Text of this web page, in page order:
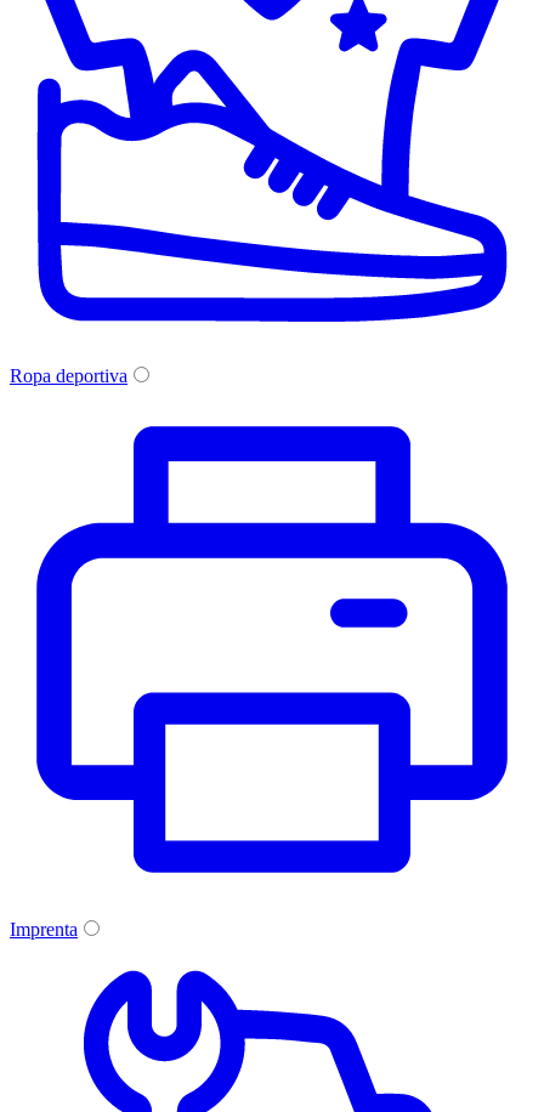
Ropa deportiva
Imprenta